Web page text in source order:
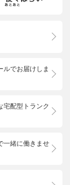
ルでお届けしま
宅配型トランク
一緒に働きませ